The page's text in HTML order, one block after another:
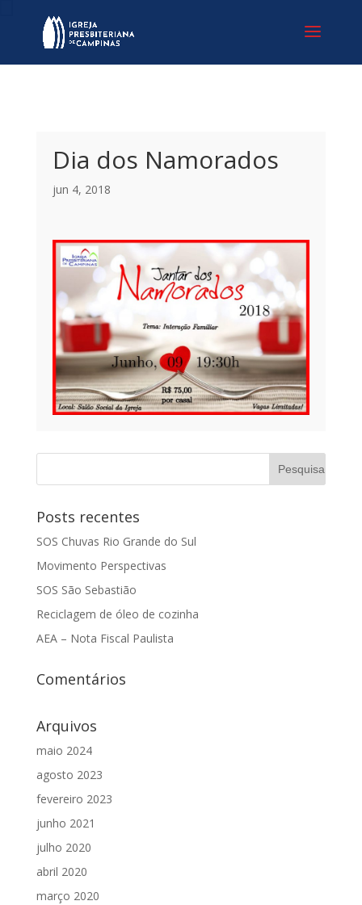
Dia dos Namorados
jun 4, 2018
Posts recentes
SOS Chuvas Rio Grande do Sul
Movimento Perspectivas
SOS São Sebastião
Reciclagem de óleo de cozinha
AEA – Nota Fiscal Paulista
Comentários
Arquivos
maio 2024
agosto 2023
fevereiro 2023
junho 2021
julho 2020
abril 2020
março 2020